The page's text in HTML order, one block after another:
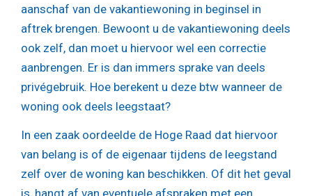
aanschaf van de vakantiewoning in beginsel in
aftrek brengen. Bewoont u de vakantiewoning deels
ook zelf, dan moet u hiervoor wel een correctie
aanbrengen. Er is dan immers sprake van deels
privégebruik. Hoe berekent u deze btw wanneer de
woning ook deels leegstaat?
In een zaak oordeelde de Hoge Raad dat hiervoor
van belang is of de eigenaar tijdens de leegstand
zelf over de woning kan beschikken. Of dit het geval